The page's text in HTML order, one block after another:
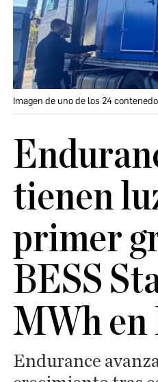
Imagen de uno de los 24
tienen
primer
BESS
MWh en
Endurance